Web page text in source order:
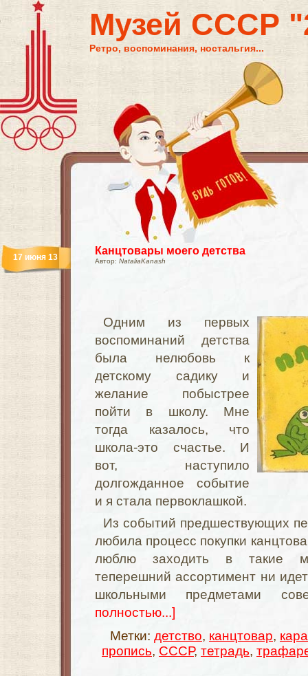
Музей СССР
Ретро, воспоминания, ностальгия...
Канцтовары моего детства
Автор: NataliaKanash
17 июня 13
Одним из первых
воспоминаний детства
была нелюбовь к
детскому садику и
желание побыстрее
пойти в школу. Мне
тогда казалось, что
школа-это счастье. И
вот, наступило
долгожданное событие
и я стала первоклашкой.
Из событий предшествующих
любила процесс покупки
люблю заходить в такие
теперешний ассортимент ни
школьными предметами
полностью...]
Метки: детство, канцтовар,
пропись, СССР, тетрадь,